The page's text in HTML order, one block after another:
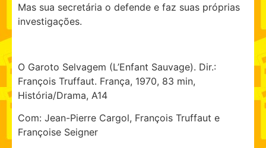
Mas sua secretária o defende e faz suas próprias
investigações.
O Garoto Selvagem (L’Enfant Sauvage). Dir.:
François Truffaut. França, 1970, 83 min,
História/Drama, A14
Com: Jean-Pierre Cargol, François Truffaut e
Françoise Seigner